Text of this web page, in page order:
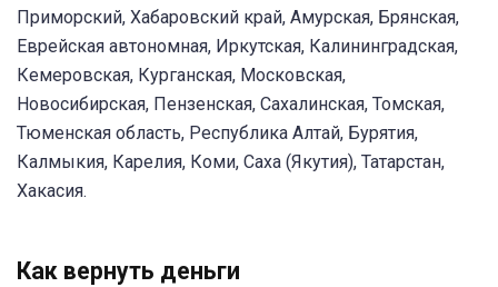
Приморский, Хабаровский край, Амурская, Брянская,
Еврейская автономная, Иркутская, Калининградская,
Кемеровская, Курганская, Московская,
Новосибирская, Пензенская, Сахалинская, Томская,
Тюменская область, Республика Алтай, Бурятия,
Калмыкия, Карелия, Коми, Саха (Якутия), Татарстан,
Хакасия.
Как вернуть деньги